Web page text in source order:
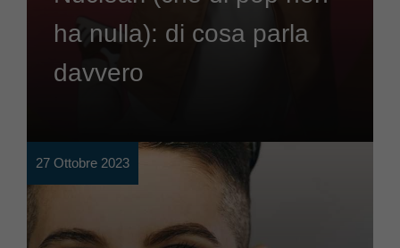
ha nulla): di cosa parla
davvero
27 Ottobre 2023